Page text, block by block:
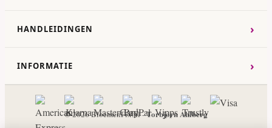
HANDLEIDINGEN ›
INFORMATIE ›
© 2026 BloemenFix.nl -Torbjorn Ahlberg